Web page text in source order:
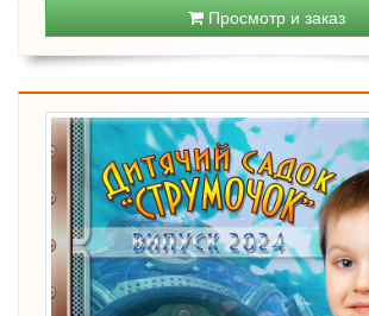
Просмотр и заказ